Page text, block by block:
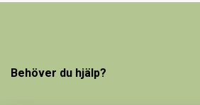
Behöver du hjälp?